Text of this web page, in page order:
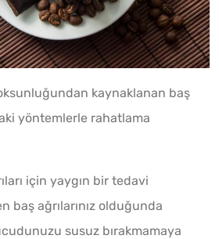
kaynaklanan baş
yöntemlerle rahatlama
için yaygın bir tedavi
baş ağrılarınız olduğunda
susuz bırakmamaya